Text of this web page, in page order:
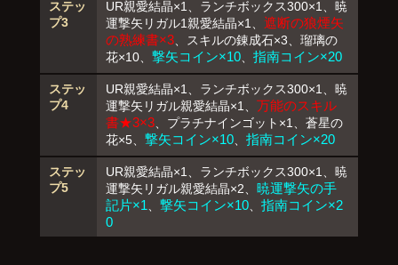
ステッ
プ3
UR親愛結晶×1、ランチボックス300×1、暁
運撃矢リガル1親愛結晶×1、 遮断の狼煙矢
の熟練書×3、スキルの錬成石×3、瑠璃の
花×10、 撃矢コイン×10、 指南コイン×20
ステッ
プ4
UR親愛結晶×1、ランチボックス300×1、暁
運撃矢リガル親愛結晶×1、 万能のスキル
書★3×3、プラチナインゴット×1、蒼星の
花×5、 撃矢コイン×10、 指南コイン×20
ステッ
プ5
UR親愛結晶×1、ランチボックス300×1、暁
運撃矢リガル親愛結晶×2、 暁運撃矢の手
記片×1
撃矢コイン×10、 指南コイン×2
0